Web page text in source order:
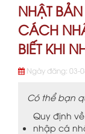
NHẬT
CÁCH
BIẾT KHI
Ngày đăng: 03-
Có thể bạn
Quy định
nhập cá